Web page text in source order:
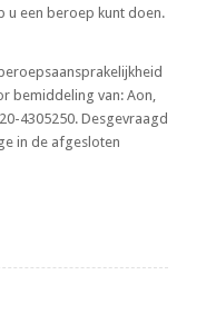
u een beroep kunt doen.
bemiddeling van: Aon,
4305250. Desgevraagd
in de afgesloten